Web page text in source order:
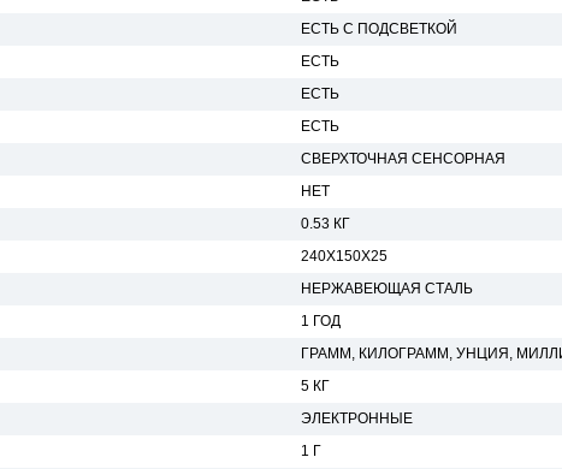
ЕСТЬ С ПОДСВЕТКОЙ
ЕСТЬ
ЕСТЬ
ЕСТЬ
СВЕРХТОЧНАЯ СЕНСОРНАЯ
НЕТ
0.53 КГ
240Х150Х25
НЕРЖАВЕЮЩАЯ СТАЛЬ
1 ГОД
ГРАММ, КИЛОГРАММ, УНЦИЯ,
5 КГ
ЭЛЕКТРОННЫЕ
1 Г